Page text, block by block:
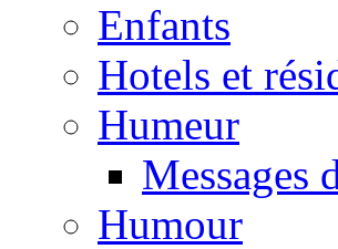
Enfants
Hotels et
Humeur
Messages
Humour